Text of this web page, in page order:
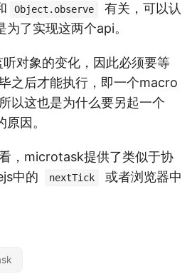
Object.observe
有关，可以认
了实现这两个api。
对象的变化，因此必须要等
之后才能执行，即一个macro
以这也是为什么要另起一个
因。
，microtask提供了类似于协
中的
nextTick
或者浏览器中